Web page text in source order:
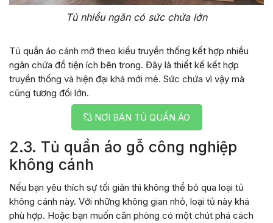
Tủ nhiều ngăn có sức chứa lớn
Tủ quần áo cánh mở theo kiểu truyền thống kết hợp nhiều
ngăn chứa đồ tiện ích bên trong. Đây là thiết kế kết hợp
truyền thống và hiện đại khá mới mẻ. Sức chứa vì vậy mà
cũng tương đối lớn.
NƠI BÁN TỦ QUẦN ÁO
2.3. Tủ quần áo gỗ công nghiệp
không cánh
Nếu bạn yêu thích sự tối giản thì không thể bỏ qua loại tủ
không cánh này. Với những không gian nhỏ, loại tủ này khá
phù hợp. Hoặc bạn muốn căn phòng có một chút phá cách